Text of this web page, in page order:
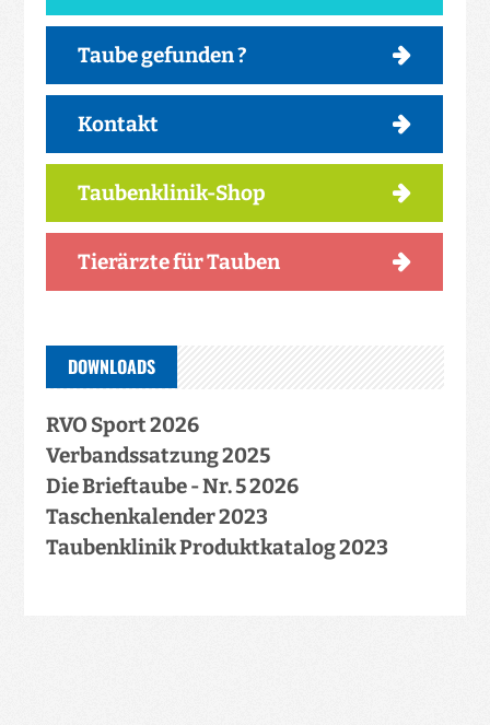
Taube gefunden ?
Kontakt
Taubenklinik-Shop
Tierärzte für Tauben
DOWNLOADS
RVO Sport 2026
Verbandssatzung 2025
Die Brieftaube - Nr. 5 2026
Taschenkalender 2023
Taubenklinik Produktkatalog 2023